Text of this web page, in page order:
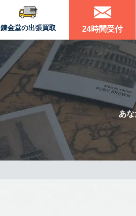
錬金堂の出張買取 24時間受付
あ